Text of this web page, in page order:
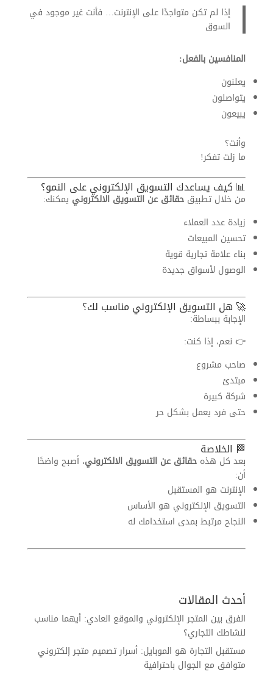
إذا لم تكن متواجدًا على الإنترنت… فأنت غير موجود في
السوق
المنافسين بالفعل:
يعلنون
يتواصلون
يبيعون
وأنت؟
ما زلت تفكر!
📊 كيف يساعدك التسويق الإلكتروني على النمو؟
من خلال تطبيق حقائق عن التسويق الالكتروني يمكنك:
زيادة عدد العملاء
تحسين المبيعات
بناء علامة تجارية قوية
الوصول لأسواق جديدة
🚀 هل التسويق الإلكتروني مناسب لك؟
الإجابة ببساطة:
👉 نعم، إذا كنت:
صاحب مشروع
مبتدئ
شركة كبيرة
حتى فرد يعمل بشكل حر
🏁 الخلاصة
بعد كل هذه حقائق عن التسويق الالكتروني، أصبح واضحًا
أن:
الإنترنت هو المستقبل
التسويق الإلكتروني هو الأساس
النجاح مرتبط بمدى استخدامك له
أحدث المقالات
الفرق بين المتجر الإلكتروني والموقع العادي: أيهما مناسب
لنشاطك التجاري؟
مستقبل التجارة هو الموبايل: أسرار تصميم متجر إلكتروني
متوافق مع الجوال باحترافية